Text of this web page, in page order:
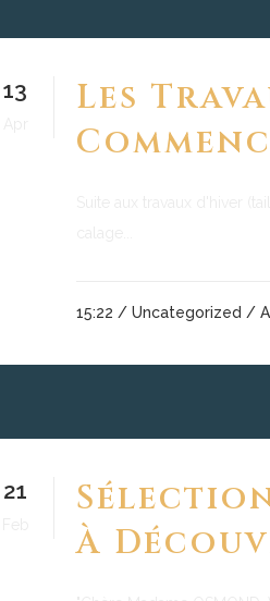
13
Les
15:22 / Uncategorized /
21
À